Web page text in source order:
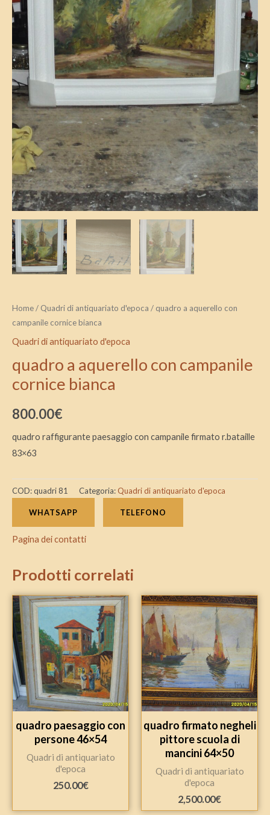
Home/ Quadri di antiquariato d'epoca / quadro a aquerello con
campanile cornice bianca
Quadri di antiquariato d'epoca
quadro a aquerello con campanile
cornice bianca
800.00€
quadro raffigurante paesaggio con campanile firmato r.bataille
83×63
COD:quadri 81 Categoria: Quadri di antiquariato d'epoca
WHATSAPP TELEFONO
Pagina dei contatti
Prodotti correlati
quadro paesaggio con
persone 46×54
Quadri di antiquariato
d'epoca
250.00€
quadro firmato negheli
pittore scuola di
mancini 64×50
Quadri di antiquariato
d'epoca
2,500.00€